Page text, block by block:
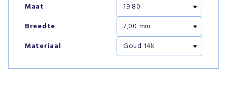
Maat
Breedte
Materiaal